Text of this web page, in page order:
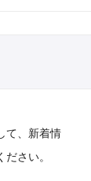
て、新着情
さい。